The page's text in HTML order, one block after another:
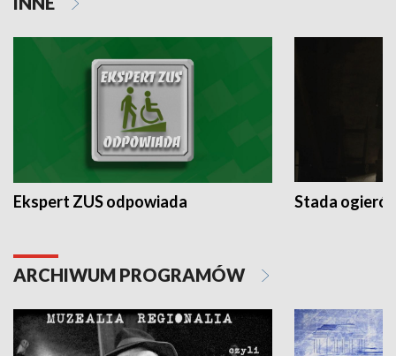
Ekspert ZUS odpowiada Stada
ARCHIWUM PROGRAMÓW